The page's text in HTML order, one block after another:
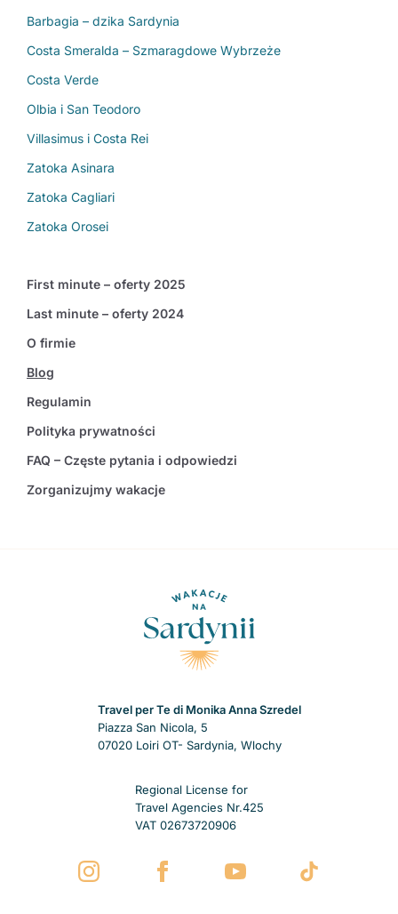
Barbagia – dzika Sardynia
Costa Smeralda – Szmaragdowe Wybrzeże
Costa Verde
Olbia i San Teodoro
Villasimus i Costa Rei
Zatoka Asinara
Zatoka Cagliari
Zatoka Orosei
First minute – oferty 2025
Last minute – oferty 2024
O firmie
Blog
Regulamin
Polityka prywatności
FAQ – Częste pytania i odpowiedzi
Zorganizujmy wakacje
Travel per Te di Monika Anna Szredel
Piazza San Nicola, 5
07020 Loiri OT- Sardynia, Wlochy
Regional License for
Travel Agencies Nr.425
VAT 02673720906